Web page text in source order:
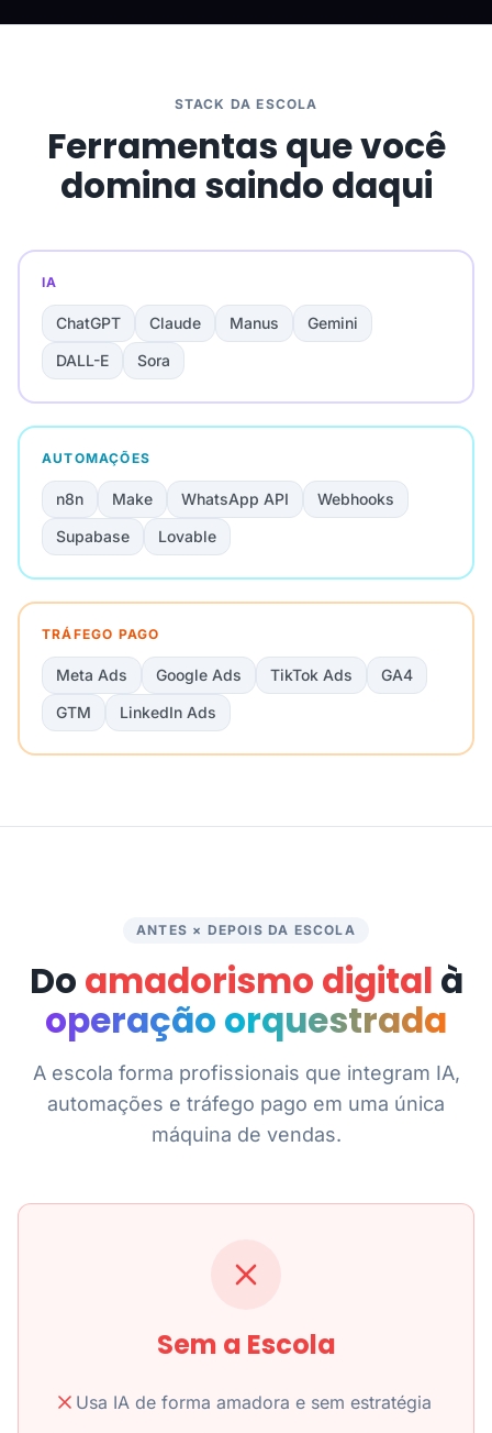
STACK DA ESCOLA
Ferramentas que você
domina saindo daqui
IA
ChatGPT Claude Manus
Gemini
DALL-E
Sora
AUTOMAÇÕES
n8n Make WhatsApp API
Webhooks
Supabase
Lovable
TRÁFEGO PAGO
Meta Ads Google Ads TikTok Ads
GA4
GTM
LinkedIn Ads
ANTES × DEPOIS DA ESCOLA
Do amadorismo digital à
operação orquestrada
A escola forma profissionais que integram IA,
automações e tráfego pago em uma única
máquina de vendas.
Sem a Escola
Usa IA de forma amadora e sem estratégia